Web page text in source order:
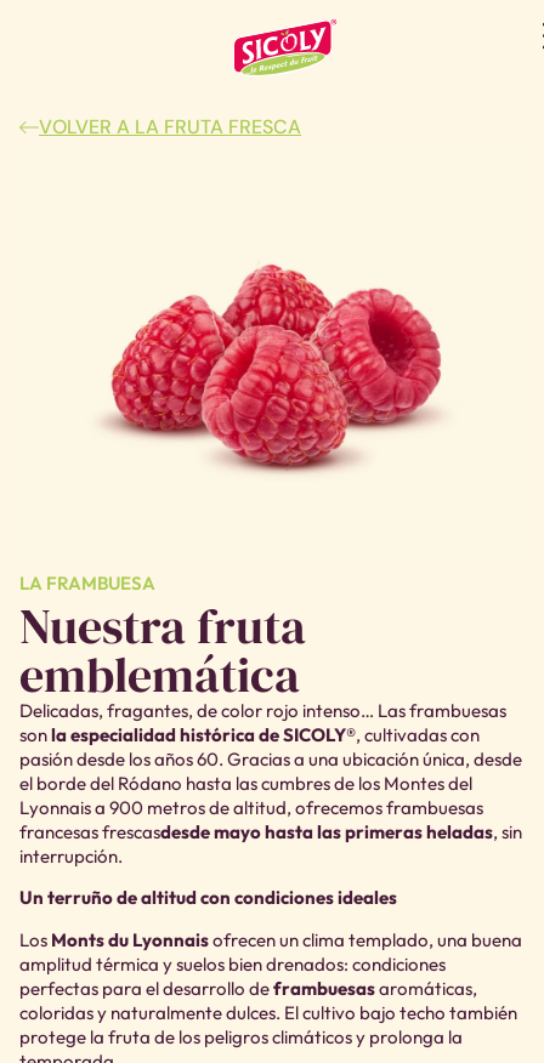
VOLVER A LA FRUTA FRESCA
LA FRAMBUESA
Nuestra fruta
emblemática
Delicadas, fragantes, de color rojo intenso… Las frambuesas
sonla especialidad histórica de SICOLY®, cultivadas con
pasión desde los años 60. Gracias a una ubicación única, desde
el borde del Ródano hasta las cumbres de los Montes del
Lyonnais a 900 metros de altitud, ofrecemos frambuesas
francesas frescasdesde mayo hasta las primeras heladas, sin
interrupción.
Un terruño de altitud con condiciones ideales
Los Monts du Lyonnaisofrecen un clima templado, una buena
amplitud térmica y suelos bien drenados: condiciones
perfectas para el desarrollo deframbuesasaromáticas,
coloridas y naturalmente dulces. El cultivo bajo techo también
protege la fruta de los peligros climáticos y prolonga la